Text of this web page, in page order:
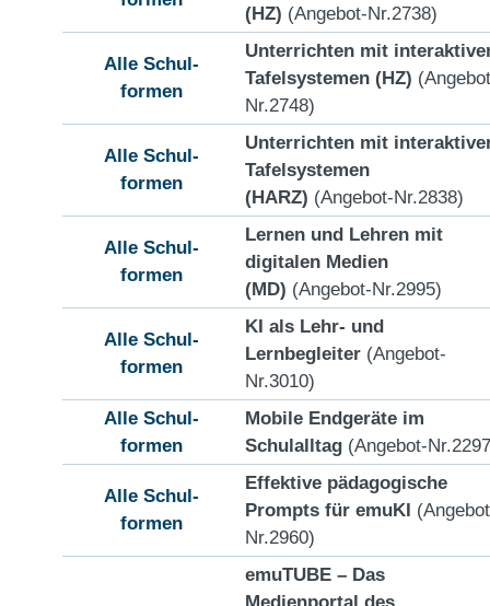
(HZ) (Angebot-Nr.2738)
Alle Schul-
formen
Unterrichten mit
Tafelsystemen (HZ)
Nr.2748)
Alle Schul-
formen
Unterrichten mit
Tafelsystemen
(HARZ) (Angebot-Nr.2838)
Alle Schul-
formen
Lernen und Lehren mit
digitalen Medien
(MD) (Angebot-Nr.2995)
Alle Schul-
formen
KI als Lehr- und
Lernbegleiter (Angebot-
Nr.3010)
Alle Schul-
formen
Mobile Endgeräte im
Schulalltag (Angebot-
Alle Schul-
formen
Effektive pädagogische
Prompts für emuKI
Nr.2960)
emuTUBE – Das
Medienportal des